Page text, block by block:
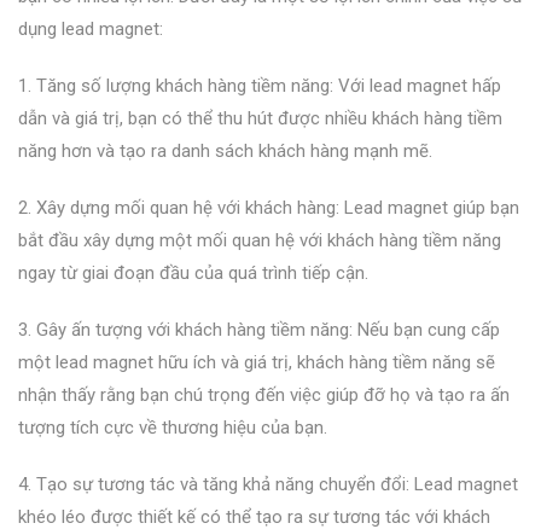
dụng lead magnet:
1. Tăng số lượng khách hàng tiềm năng: Với lead magnet hấp
dẫn và giá trị, bạn có thể thu hút được nhiều khách hàng tiềm
năng hơn và tạo ra danh sách khách hàng mạnh mẽ.
2. Xây dựng mối quan hệ với khách hàng: Lead magnet giúp bạn
bắt đầu xây dựng một mối quan hệ với khách hàng tiềm năng
ngay từ giai đoạn đầu của quá trình tiếp cận.
3. Gây ấn tượng với khách hàng tiềm năng: Nếu bạn cung cấp
một lead magnet hữu ích và giá trị, khách hàng tiềm năng sẽ
nhận thấy rằng bạn chú trọng đến việc giúp đỡ họ và tạo ra ấn
tượng tích cực về thương hiệu của bạn.
4. Tạo sự tương tác và tăng khả năng chuyển đổi: Lead magnet
khéo léo được thiết kế có thể tạo ra sự tương tác với khách